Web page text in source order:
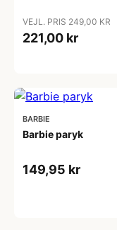
VEJL. PRIS 249,00 KR
221,00 kr
BARBIE
Barbie paryk
149,95 kr